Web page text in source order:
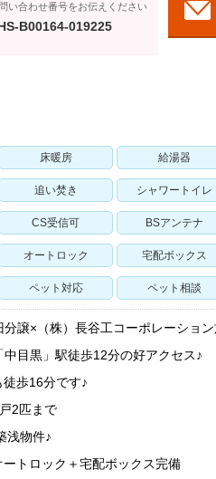
い合わせ番号をお伝えください
B00164-019225
床暖房 給湯器
追い焚き シャワートイレ
CS受信可 BSアンテナ
オートロック 宅配ボックス
ペット対応 ペット相談
譲×（株）長谷工コーポレーショ
目黒」駅徒歩12分の好アクセス♪
歩16分です♪
2匹まで
浅物件♪
トロック＋宅配ボックス完備